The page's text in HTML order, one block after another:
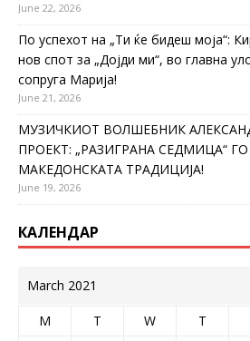
June 22, 2026
По успехот на „Ти ќе бидеш моја“:
нов спот за „Дојди ми“, во главна
сопруга Марија!
June 21, 2026
МУЗИЧКИОТ ВОЛШЕБНИК
ПРОЕКТ: „РАЗИГРАНА СЕДМИЦА“
МАКЕДОНСКАТА ТРАДИЦИЈА!
June 19, 2026
КАЛЕНДАР
March 2021
M T W T